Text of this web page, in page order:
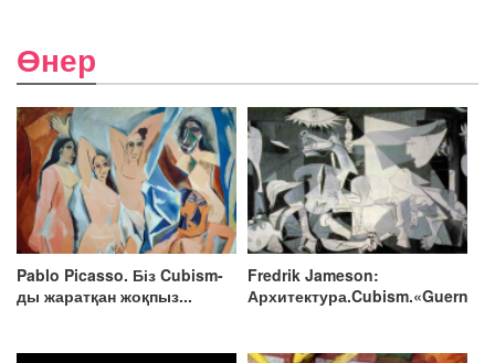
Өнер
Pablo Picasso. Біз Cubism-
ды жаратқан жоқпыз...
Fredrik Jameson: